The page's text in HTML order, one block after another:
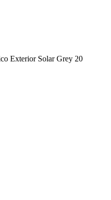
Exterior Solar Grey 20